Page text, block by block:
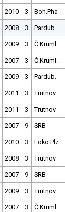
2010 3 Boh.Pha
2008 3 Pardub.
2009 3 Č.Kruml.
2007 3 Č.Kruml.
2009 3 Pardub.
2011 3 Trutnov
2011 3 Trutnov
2007 9 SRB
2010 3 Loko Plz
2008 3 Trutnov
2007 9 SRB
2009 3 Trutnov
2007 3 Č.Kruml.